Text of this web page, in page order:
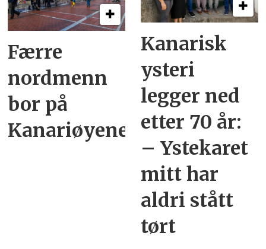
Færre
nordmenn
bor på
Kanariøyene
Kanarisk
ysteri
legger ned
etter 70 år:
– Ystekaret
mitt har
aldri stått
tørt